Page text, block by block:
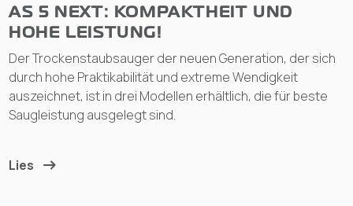
AS 5 NEXT: KOMPAKTHEIT UND
HOHE LEISTUNG!
Der Trockenstaubsauger der neuen Generation, der sich
durch hohe Praktikabilität und extreme Wendigkeit
auszeichnet, ist in drei Modellen erhältlich, die für beste
Saugleistung ausgelegt sind.
Lies